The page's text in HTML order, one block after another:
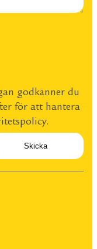
godkänner du
för att hantera
.